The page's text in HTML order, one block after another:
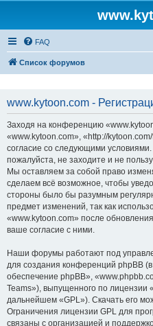
FAQ
Список форумов
www.kytoon.com -
Заходя на конференцию
«www.kytoon.com», «http://
согласие со следующими
пожалуйста, не заходите и не
Мы оставляем за собой право
сделаем всё возможное, чтобы
стороны было бы разумным
предмет изменений, так как
«www.kytoon.com» после
ваше согласие с ними.
Наши форумы работают под
для создания конференций phpBB
обеспечение phpBB»,
Teams»), выпущенного по лицензии «
дальнейшем «GPL»). Скачать его
Ограничения лицензии GPL для
связаны с организацией и